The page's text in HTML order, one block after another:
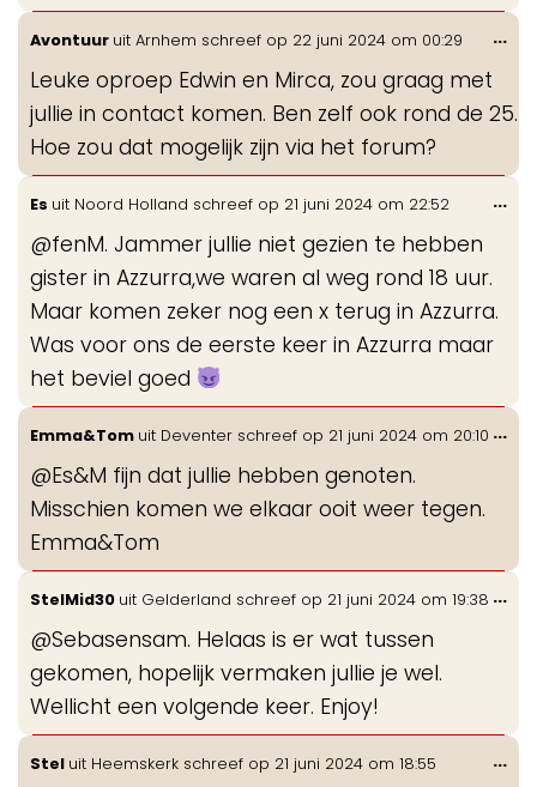
Avontuur uit Arnhem schreef op 22 juni 2024 om 00:29
Leuke oproep Edwin en Mirca, zou graag met
jullie in contact komen. Ben zelf ook rond de 25.
Hoe zou dat mogelijk zijn via het forum?
...
Es uit Noord Holland schreef op 21 juni 2024 om 22:52
@fenM. Jammer jullie niet gezien te hebben
gister in Azzurra,we waren al weg rond 18 uur.
Maar komen zeker nog een x terug in Azzurra.
Was voor ons de eerste keer in Azzurra maar
het beviel goed
...
Emma&Tom uit Deventer schreef op 21 juni 2024 om 20:10
@Es&M fijn dat jullie hebben genoten.
Misschien komen we elkaar ooit weer tegen.
Emma&Tom
...
StelMid30 uit Gelderland schreef op 21 juni 2024 om 19:38
@Sebasensam. Helaas is er wat tussen
gekomen, hopelijk vermaken jullie je wel.
Wellicht een volgende keer. Enjoy!
...
Stel uit Heemskerk schreef op 21 juni 2024 om 18:55 ...